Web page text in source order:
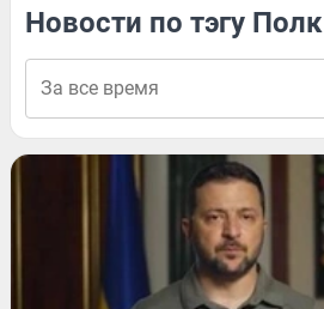
Новости по тэгу Полк